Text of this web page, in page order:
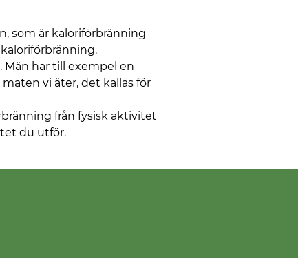
som är kaloriförbränning
har till exempel en
vi äter, det kallas för
från fysisk aktivitet
du utför.